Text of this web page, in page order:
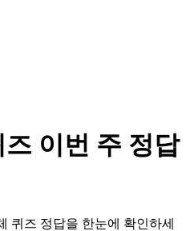
이번 주 정답
퀴즈 정답을 한눈에 확인하세